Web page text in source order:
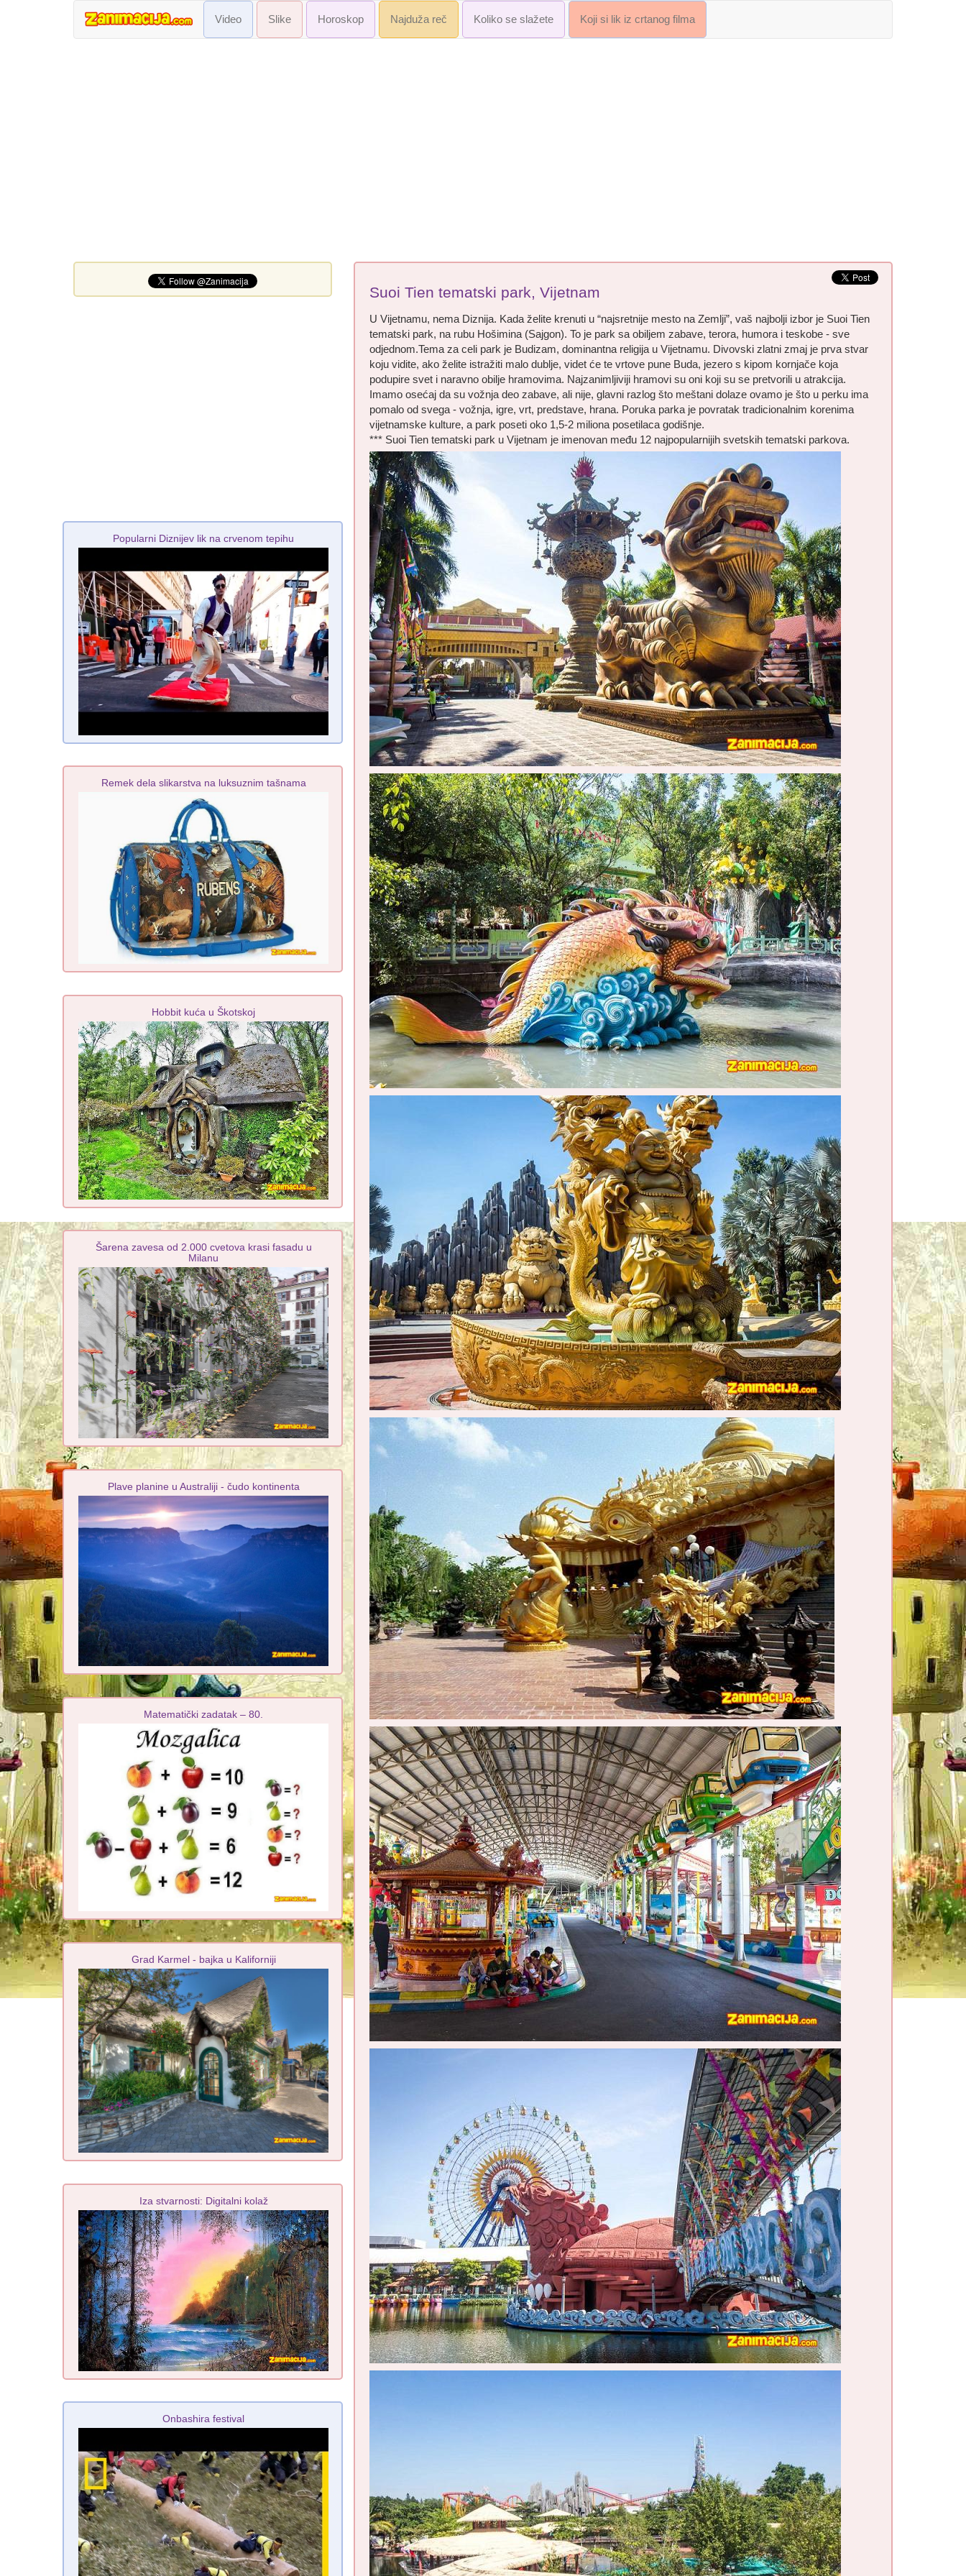
Video Slike Horoskop Najduža reč Koliko se slažete Koji si lik iz crtanog filma
Suoi Tien tematski park, Vijetnam
U Vijetnamu, nema Diznija. Kada želite krenuti u “najsretnije mesto na Zemlji”, vaš najbolji izbor je Suoi Tien
tematski park, na rubu Hošimina (Sajgon). To je park sa obiljem zabave, terora, humora i teskobe - sve
odjednom.Tema za celi park je Budizam, dominantna religija u Vijetnamu. Divovski zlatni zmaj je prva stvar
koju vidite, ako želite istražiti malo dublje, videt će te vrtove pune Buda, jezero s kipom kornjače koja
podupire svet i naravno obilje hramovima. Najzanimljiviji hramovi su oni koji su se pretvorili u atrakcija.
Imamo osećaj da su vožnja deo zabave, ali nije, glavni razlog što meštani dolaze ovamo je što u perku ima
pomalo od svega - vožnja, igre, vrt, predstave, hrana. Poruka parka je povratak tradicionalnim korenima
vijetnamske kulture, a park poseti oko 1,5-2 miliona posetilaca godišnje.
*** Suoi Tien tematski park u Vijetnam je imenovan među 12 najpopularnijih svetskih tematski parkova.
Popularni Diznijev lik na crvenom tepihu
Remek dela slikarstva na luksuznim tašnama
Hobbit kuća u Škotskoj
Šarena zavesa od 2.000 cvetova krasi fasadu u
Milanu
Plave planine u Australiji - čudo kontinenta
Matematički zadatak – 80.
Grad Karmel - bajka u Kaliforniji
Iza stvarnosti: Digitalni kolaž
Onbashira festival